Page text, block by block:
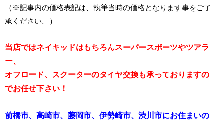
（※記事内の価格表記は、執筆当時の価格となります事をご了
承ください。）
当店ではネイキッドはもちろんスーパースポーツやツアラ
ー、
オフロード、スクーターのタイヤ交換も承っておりますの
でお任せ下さい！
前橋市、高崎市、藤岡市、伊勢崎市、渋川市にお住まいの